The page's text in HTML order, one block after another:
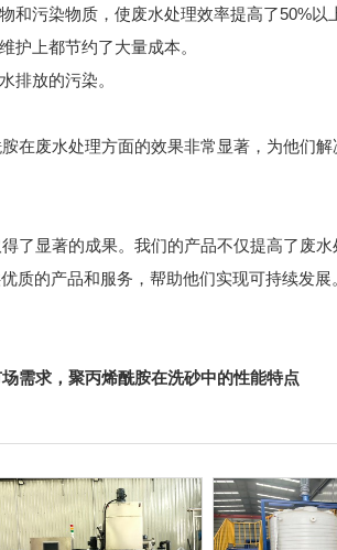
污染物质，使废水处理效率提高了50%以
上都节约了大量成本。
排放的污染。
在废水处理方面的效果非常显著，为他们解
了显著的成果。我们的产品不仅提高了废
质的产品和服务，帮助他们实现可持续发展
需求 ， 聚丙烯酰胺在洗砂中的性能特点